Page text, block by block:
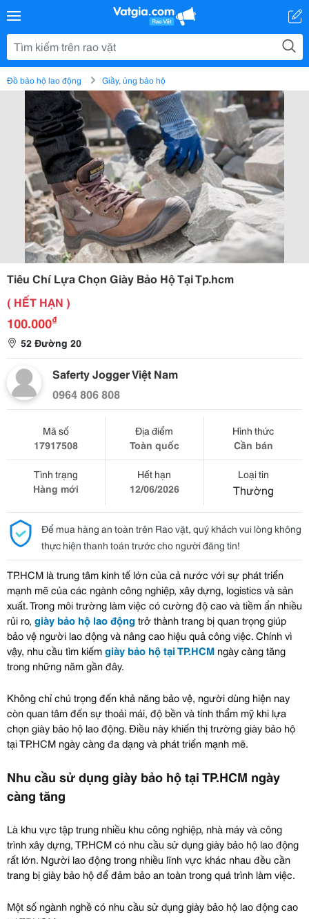
Đồ bảo hộ lao động Giầy, ủng bảo hộ
Tiêu Chí Lựa Chọn Giày Bảo Hộ Tại Tp.hcm
( HẾT HẠN )
100.000₫
52 Đường 20
Saferty Jogger Việt Nam
0964 806 808
Mã số
17917508
Địa điểm
Toàn quốc
Hình thức
Cần bán
Tình trạng
Hàng mới
Hết hạn
12/06/2026
Loại tin
Thường
Để mua hàng an toàn trên Rao vặt, quý khách vui lòng không
thực hiện thanh toán trước cho người đăng tin!
TP.HCM là trung tâm kinh tế lớn của cả nước với sự phát triển
mạnh mẽ của các ngành công nghiệp, xây dựng, logistics và sản
xuất. Trong môi trường làm việc có cường độ cao và tiềm ẩn nhiều
rủi ro, giày bảo hộ lao động trở thành trang bị quan trọng giúp
bảo vệ người lao động và nâng cao hiệu quả công việc. Chính vì
vậy, nhu cầu tìm kiếmgiày bảo hộ tại TP.HCM ngày càng tăng
trong những năm gần đây.
Không chỉ chú trọng đến khả năng bảo vệ, người dùng hiện nay
còn quan tâm đến sự thoải mái, độ bền và tính thẩm mỹ khi lựa
chọn giày bảo hộ lao động. Điều này khiến thị trường giày bảo hộ
tại TP.HCM ngày càng đa dạng và phát triển mạnh mẽ.
Nhu cầu sử dụng giày bảo hộ tại TP.HCM ngày
càng tăng
Là khu vực tập trung nhiều khu công nghiệp, nhà máy và công
trình xây dựng, TP.HCM có nhu cầu sử dụng giày bảo hộ lao động
rất lớn. Người lao động trong nhiều lĩnh vực khác nhau đều cần
trang bị giày bảo hộ để đảm bảo an toàn trong quá trình làm việc.
Một số ngành nghề có nhu cầu sử dụng giày bảo hộ lao động cao